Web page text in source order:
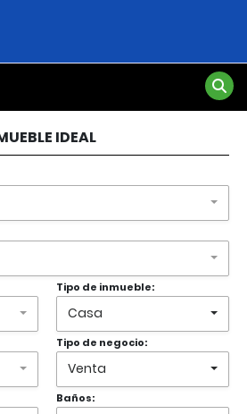
IDEAL
Tipo de inmueble:
Casa
Tipo de negocio:
Venta
Baños: